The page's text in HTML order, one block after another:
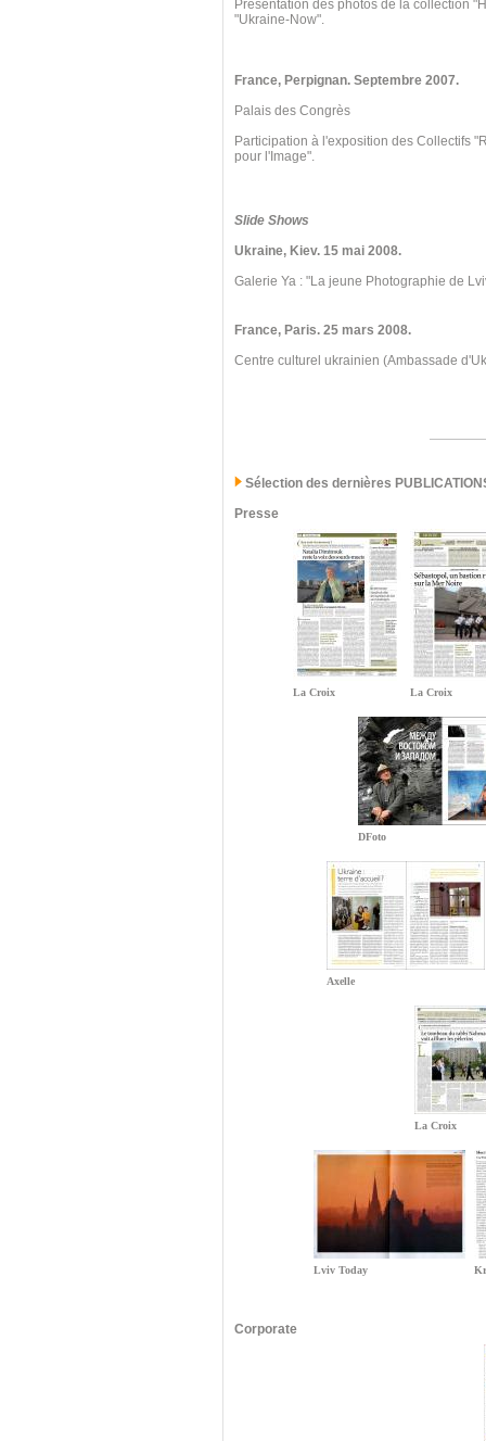
Présentation des photos de la collection
"Ukraine-Now".
France, Perpignan. Septembre 2007.
Palais des Congrès
Participation à l'exposition des Collectifs
pour l'Image".
Slide Shows
Ukraine, Kiev. 15 mai 2008.
Galerie Ya : "La jeune Photographie de
France, Paris. 25 mars 2008.
Centre culturel ukrainien (Ambassade
Sélection des dernières
Presse
La Croix La Croix
DFoto
Axelle
La Croix
Lviv Today
Corporate